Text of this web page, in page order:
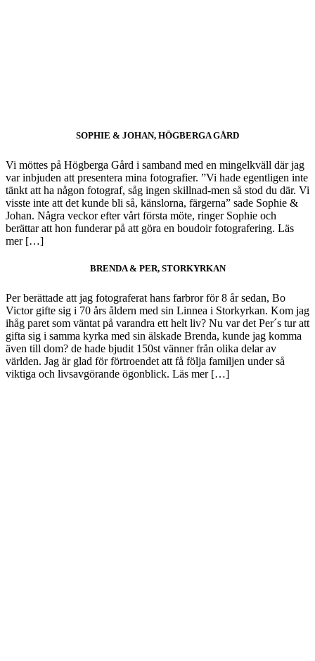
SOPHIE & JOHAN, HÖGBERGA GÅRD
Vi möttes på Högberga Gård i samband med en mingelkväll där jag
var inbjuden att presentera mina fotografier. ”Vi hade egentligen inte
tänkt att ha någon fotograf, såg ingen skillnad-men så stod du där. Vi
visste inte att det kunde bli så, känslorna, färgerna” sade Sophie &
Johan. Några veckor efter vårt första möte, ringer Sophie och
berättar att hon funderar på att göra en boudoir fotografering. Läs
mer […]
BRENDA & PER, STORKYRKAN
Per berättade att jag fotograferat hans farbror för 8 år sedan, Bo
Victor gifte sig i 70 års åldern med sin Linnea i Storkyrkan. Kom jag
ihåg paret som väntat på varandra ett helt liv? Nu var det Per´s tur att
gifta sig i samma kyrka med sin älskade Brenda, kunde jag komma
även till dom? de hade bjudit 150st vänner från olika delar av
världen. Jag är glad för förtroendet att få följa familjen under så
viktiga och livsavgörande ögonblick. Läs mer […]